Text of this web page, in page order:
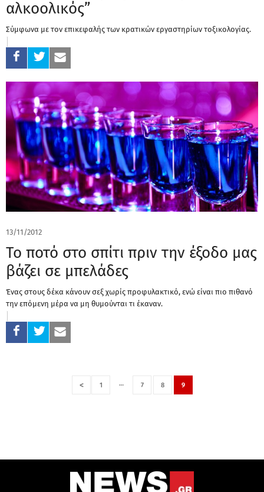
αλκοολικός”
Σύμφωνα με τον επικεφαλής των κρατικών εργαστηρίων τοξικολογίας.
13/11/2012
Το ποτό στο σπίτι πριν την έξοδο μας
βάζει σε μπελάδες
Ένας στους δέκα κάνουν σεξ χωρίς προφυλακτικό, ενώ είναι πιο πιθανό
την επόμενη μέρα να μη θυμούνται τι έκαναν.
< 1 … 7 8 9